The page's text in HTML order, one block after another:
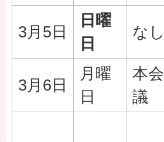
3月5日
日曜
日
なし
3月6日
月曜
日
本会
議